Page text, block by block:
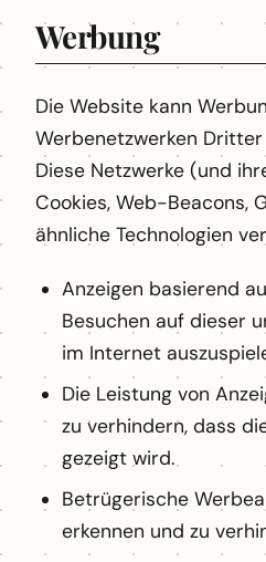
Werbung
Die Website kann
Werbenetzwerken
Diese Netzwerke (und
Cookies, Web-Beacons,
ähnliche Technologien
Anzeigen basierend
Besuchen auf dieser
im Internet
Die Leistung von
zu verhindern, dass
gezeigt wird.
Betrügerische
erkennen und zu